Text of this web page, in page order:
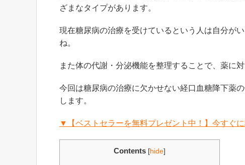
ざまなタイプがあります。
現在糖尿病の治療を受けているという人は自分が
ね。
また体の代謝・分泌機能を整理することで、薬に
今回は糖尿病の治療に欠かせない経口血糖降下薬
します。
▼【ベストセラーを無料プレゼント中！】今すぐ
Contents [hide]